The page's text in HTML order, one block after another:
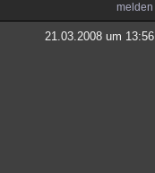
melden
21.03.2008 um 13:56